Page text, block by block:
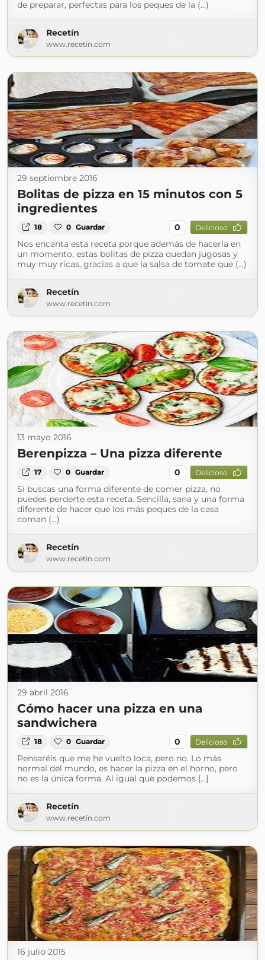
de preparar, perfectas para los peques de la (...)
Recetín
www.recetin.com
29 septiembre 2016
Bolitas de pizza en 15 minutos con 5
ingredientes
18 0 Guardar 0 Delicioso
Nos encanta esta receta porque además de hacerla en
un momento, estas bolitas de pizza quedan jugosas y
muy muy ricas, gracias a que la salsa de tomate que (...)
Recetín
www.recetin.com
13 mayo 2016
Berenpizza – Una pizza diferente
17 0 Guardar 0 Delicioso
Si buscas una forma diferente de comer pizza, no
puedes perderte esta receta. Sencilla, sana y una forma
diferente de hacer que los más peques de la casa
coman (...)
Recetín
www.recetin.com
29 abril 2016
Cómo hacer una pizza en una
sandwichera
18 0 Guardar 0 Delicioso
Pensaréis que me he vuelto loca, pero no. Lo más
normal del mundo, es hacer la pizza en el horno, pero
no es la única forma. Al igual que podemos […]
Recetín
www.recetin.com
16 julio 2015